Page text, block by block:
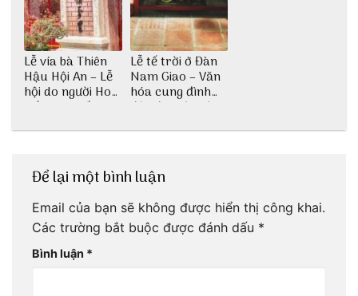
Lễ vía bà Thiên
Hậu Hội An – Lễ
hội do người Hoa
kiều sinh sống ở
Lễ tế trời ở Đàn
Nam Giao – Văn
hóa cung đình
độc đáo từ thời
Để lại một bình luận
Email của bạn sẽ không được hiển thị công khai.
Các trường bắt buộc được đánh dấu *
Bình luận *